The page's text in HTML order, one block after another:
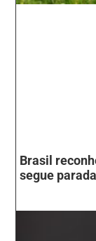
Brasil
segue parada